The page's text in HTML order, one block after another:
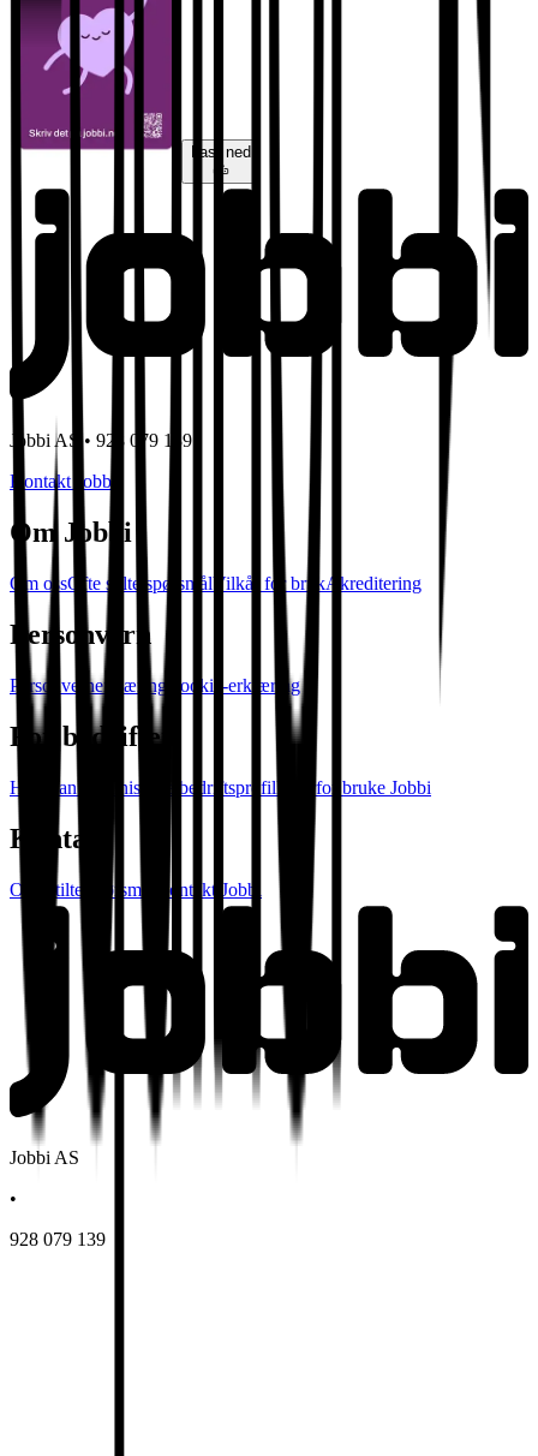
Last ned
Jobbi AS • 928 079 139
Kontakt Jobbi
Om Jobbi
Om ossOfte stilte spørsmålVilkår for brukAkreditering
Personvern
Personvernerklæring Cookie-erklæring
For bedrifter
Hvordan administrere bedriftsprofilHvorfor bruke Jobbi
Kontakt
Ofte stilte spørsmål Kontakt Jobbi
Jobbi AS
•
928 079 139